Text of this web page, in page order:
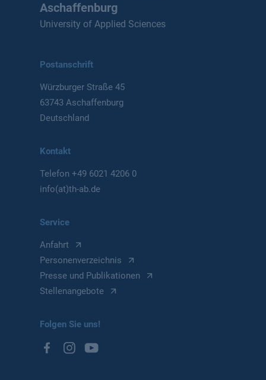
Aschaffenburg
University of Applied Sciences
Postanschrift
Würzburger Straße 45
63743 Aschaffenburg
Deutschland
Kontakt
Telefon+49 6021 4206 0
info(at)th-ab.de
Service
Anfahrt
Personenverzeichnis
Presse und Publikationen
Stellenangebote
Folgen Sie uns!